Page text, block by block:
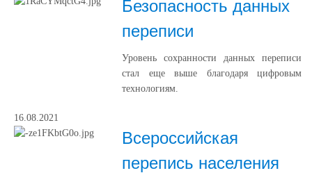
Безопасность данных
переписи
Уровень сохранности данных переписи
стал еще выше благодаря цифровым
технологиям.
16.08.2021
Всероссийская
перепись населения